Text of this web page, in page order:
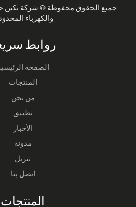
جميع الحقوق محفوظة © شركة بكين
والكهرباء
روابط
الصفحة
المنتجات
من نحن
تطبيق
الأخبار
مدونة
تنزيل
اتصل بنا
المنتجات